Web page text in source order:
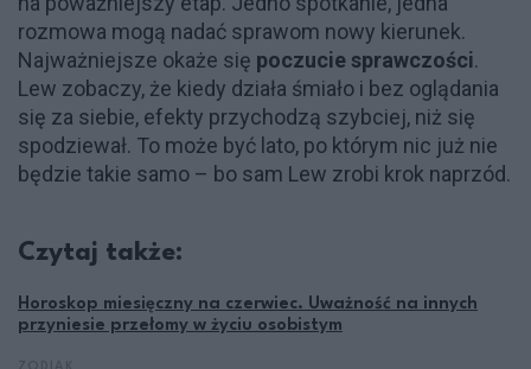
rozmowa mogą nadać sprawom nowy kierunek.
Najważniejsze okaże się poczucie sprawczości.
Lew zobaczy, że kiedy działa śmiało i bez oglądania
się za siebie, efekty przychodzą szybciej, niż się
spodziewał. To może być lato, po którym nic już nie
będzie takie samo – bo sam Lew zrobi krok naprzód.
Czytaj także:
Horoskop miesięczny na czerwiec. Uważność na innych
przyniesie przełomy w życiu osobistym